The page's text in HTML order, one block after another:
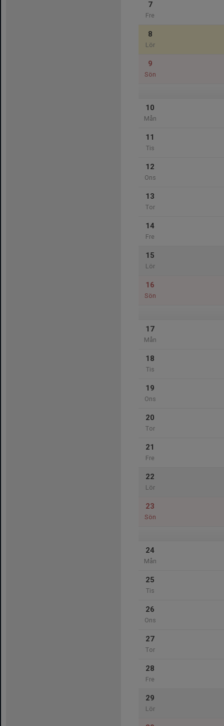
7
Fre
8
Lör
9
Sön
10
Mån
11
Tis
12
Ons
13
Tor
14
Fre
15
Lör
16
Sön
17
Mån
18
Tis
19
Ons
20
Tor
21
Fre
22
Lör
23
Sön
24
Mån
25
Tis
26
Ons
27
Tor
28
Fre
29
Lör